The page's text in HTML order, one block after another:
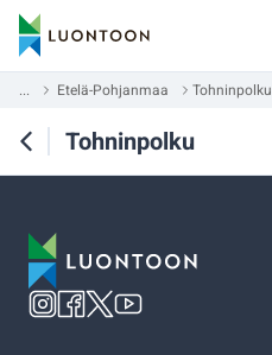
... Etelä-Pohjanmaa Tohninpolku
Tohninpolku